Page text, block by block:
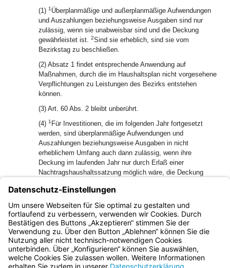
(1) 1Überplanmäßige und außerplanmäßige Aufwendungen
und Auszahlungen beziehungsweise Ausgaben sind nur
zulässig, wenn sie unabweisbar sind und die Deckung
gewährleistet ist. 2Sind sie erheblich, sind sie vom
Bezirkstag zu beschließen.
(2) Absatz 1 findet entsprechende Anwendung auf
Maßnahmen, durch die im Haushaltsplan nicht vorgesehene
Verpflichtungen zu Leistungen des Bezirks entstehen
können.
(3) Art. 60 Abs. 2 bleibt unberührt.
(4) 1 Für Investitionen, die im folgenden Jahr fortgesetzt
werden, sind überplanmäßige Aufwendungen und
Auszahlungen beziehungsweise Ausgaben in nicht
erheblichem Umfang auch dann zulässig, wenn ihre
Deckung im laufenden Jahr nur durch Erlaß einer
Nachtragshaushaltssatzung möglich wäre, die Deckung
entscheidet der Bezirkstag.
(5) Der Bezirkstag kann Richtlinien über die Abgrenzungen
aufstellen.
Bayern.de
BayernPortal